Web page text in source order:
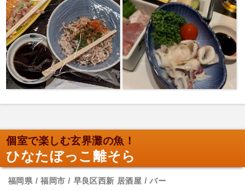
個室で楽しむ玄界灘の魚！
ひなたぼっこ離そら
福岡県 / 福岡市 / 早良区西新 居酒屋 / バー